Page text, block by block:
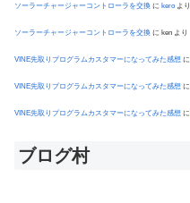
ソーラーチャージャーコントローラを交換 に kero より
ソーラーチャージャーコントローラを交換 に ken より
VINE先取りプログラムカスタマーになってみた感想 に
VINE先取りプログラムカスタマーになってみた感想 に
VINE先取りプログラムカスタマーになってみた感想 に
ブログ村